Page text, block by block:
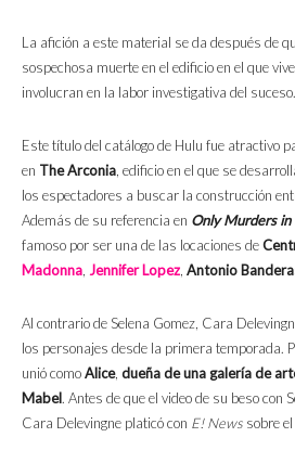
La afición a este material se da después de
sospechosa muerte en el edificio en el que
involucran en la labor investigativa del suceso.
Este título del catálogo de Hulu fue atractivo
en The Arconia, edificio en el que se
los espectadores a buscar la construcción
Además de su referencia en Only Murders in
famoso por ser una de las locaciones de
Madonna, Jennifer Lopez, Antonio
Al contrario de Selena Gomez, Cara
los personajes desde la primera temporada.
unió comoAlice, dueña de una galería de
Mabel. Antes de que el video de su beso con
Cara Delevingne platicó con E! News sobre el